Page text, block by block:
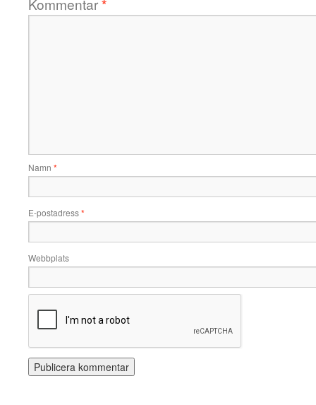
Kommentar*
Namn *
E-postadress*
Webbplats